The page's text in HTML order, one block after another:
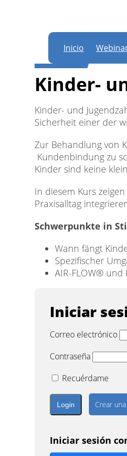
Inicio
WEBINAR
Kinder-
Kinder- und
Sicherheit einer der
Zur Behandlung von
Kundenbindung zu
Kinder sind keine
In diesem Kurs
Praxisalltag
Schwerpunkte in
Wann fängt
Spezifischer
AIR-FLOW®
Iniciar
Correo electrónico
Contraseña
Recuérdame
Crear
Iniciar sesión